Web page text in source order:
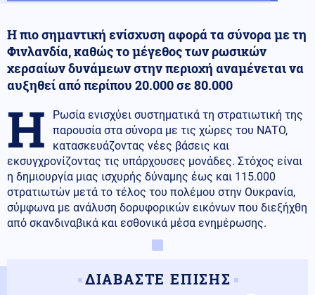
Η πιο σημαντική ενίσχυση αφορά τα σύνορα με τη
Φινλανδία, καθώς το μέγεθος των ρωσικών
χερσαίων δυνάμεων στην περιοχή αναμένεται να
αυξηθεί από περίπου 20.000 σε 80.000
Η
Ρωσία ενισχύει συστηματικά τη στρατιωτική της
παρουσία στα σύνορα με τις χώρες του ΝΑΤΟ,
κατασκευάζοντας νέες βάσεις και
εκσυγχρονίζοντας τις υπάρχουσες μονάδες. Στόχος είναι
η δημιουργία μιας ισχυρής δύναμης έως και 115.000
στρατιωτών μετά το τέλος του πολέμου στην Ουκρανία,
σύμφωνα με ανάλυση δορυφορικών εικόνων που διεξήχθη
από σκανδιναβικά και εσθονικά μέσα ενημέρωσης.
ΔΙΑΒΑΣΤΕ ΕΠΙΣΗΣ